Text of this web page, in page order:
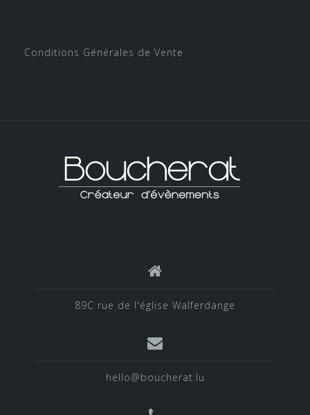
Conditions Générales de Vente
89C rue de l'église Walferdange
hello@boucherat.lu